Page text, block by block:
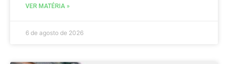
VER MATÉRIA »
6 de agosto de 2026